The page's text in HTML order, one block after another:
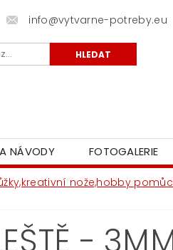
info@vytvarne-potreby.eu
NÁVODY FOTOGALERIE
nože,hobby
-